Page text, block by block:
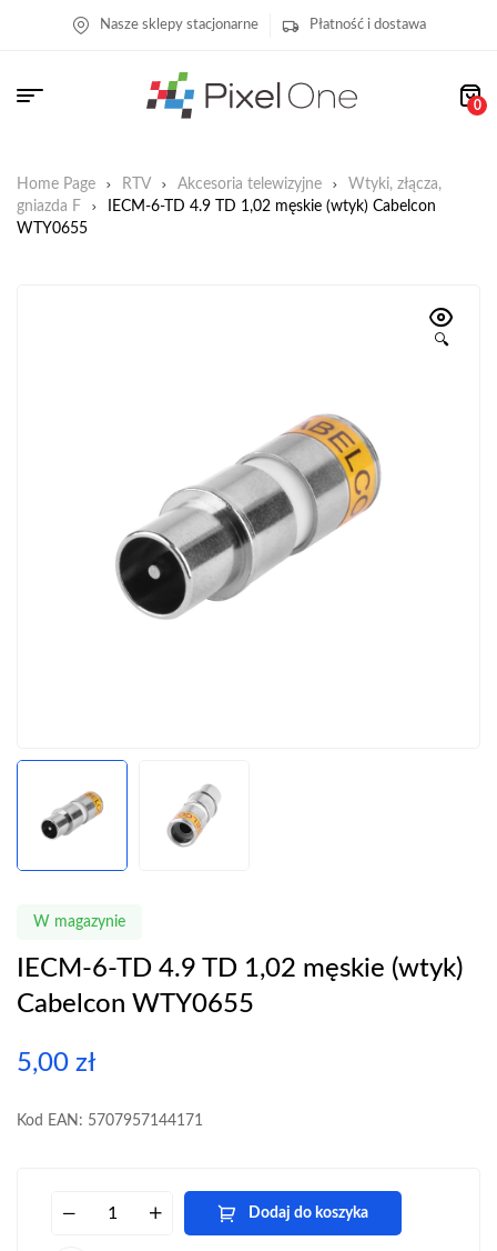
Nasze sklepy stacjonarne Płatność i dostawa
0
Home Page RTV Akcesoria telewizyjne
Wtyki, złącza,
gniazda F
IECM-6-TD 4.9 TD 1,02 męskie (wtyk) Cabelcon
WTY0655
🔍
W magazynie
IECM-6-TD 4.9 TD 1,02 męskie (wtyk)
Cabelcon WTY0655
5,00 zł
Kod EAN: 5707957144171
Dodaj do koszyka